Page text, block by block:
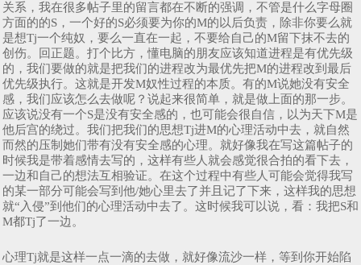
关系，我在很多帖子里的留言都在不断的强调，不管是什么字母圈
方面的的S，一个好的S必须要为你的M的以后负责，除非你要么就
是想Tj一个纯奴，要么一直在一起，不要给自己的M留下抹不去的
创伤。回正题。打个比方，懂电脑的朋友应该知道进程是有优先级
的，我们要做的就是把我们的进程改为最优先把M的进程改到最后
优先级执行。这就是开发M奴性过程的本质。有的M说她没有安全
感，我们应该怎么去做呢？说起来很简单，就是做上面的那一步。
应该说没有一个S是没有安全感的，也可能会很自信，以为天下M是
他后宫的绕过。我们把我们的思想Tj进M的心理活动中去，就自然
而然的压制她们带有没有安全感的心理。就好像我在写这篇帖子的
时候我是带着感情去写的，这样有些人就会感觉很合拍的看下去，
一边和自己的想法互相验证。在这个过程中有些人可能会觉得我写
的某一部分可能会写到他/她心里去了并且记了下来，这样我的思想
就“入侵”到他们的心理活动中去了。这时候我可以说，看：我把S和
M都Tj了一边。
心理Tj就是这样一点一滴的去做，就好像流沙一样，等到你开始陷